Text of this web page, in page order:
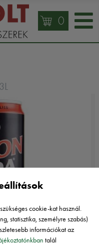
0
cookie-kat használ.
statisztika, személyre szabás)
információkat az
talál